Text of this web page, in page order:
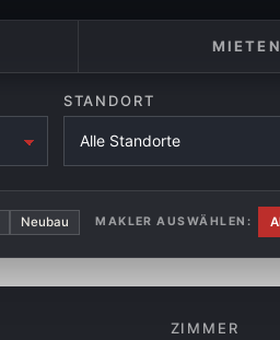
MIETEN
STANDORT
Neubau MAKLER AUSWÄHLEN:
ZIMMER